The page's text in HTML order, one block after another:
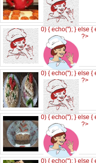
0) { echo(''); } else {
?>
0) { echo(''); } else {
?>
0) { echo(''); } else {
?>
0) { echo(''); } else {